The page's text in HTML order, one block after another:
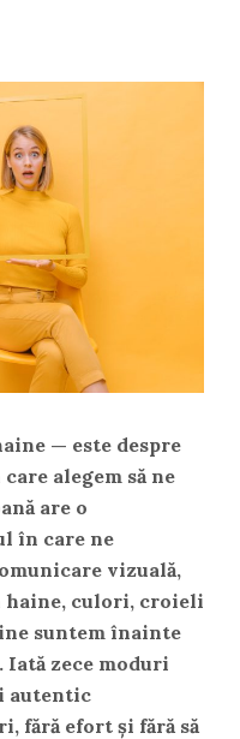
— este despre
alegem să ne
are o
în care ne
vizuală,
haine, culori, croieli
suntem înainte
zece moduri
autentic
fără efort și fără să